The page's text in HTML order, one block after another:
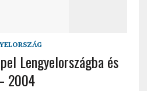
Lengyelországba és
2004